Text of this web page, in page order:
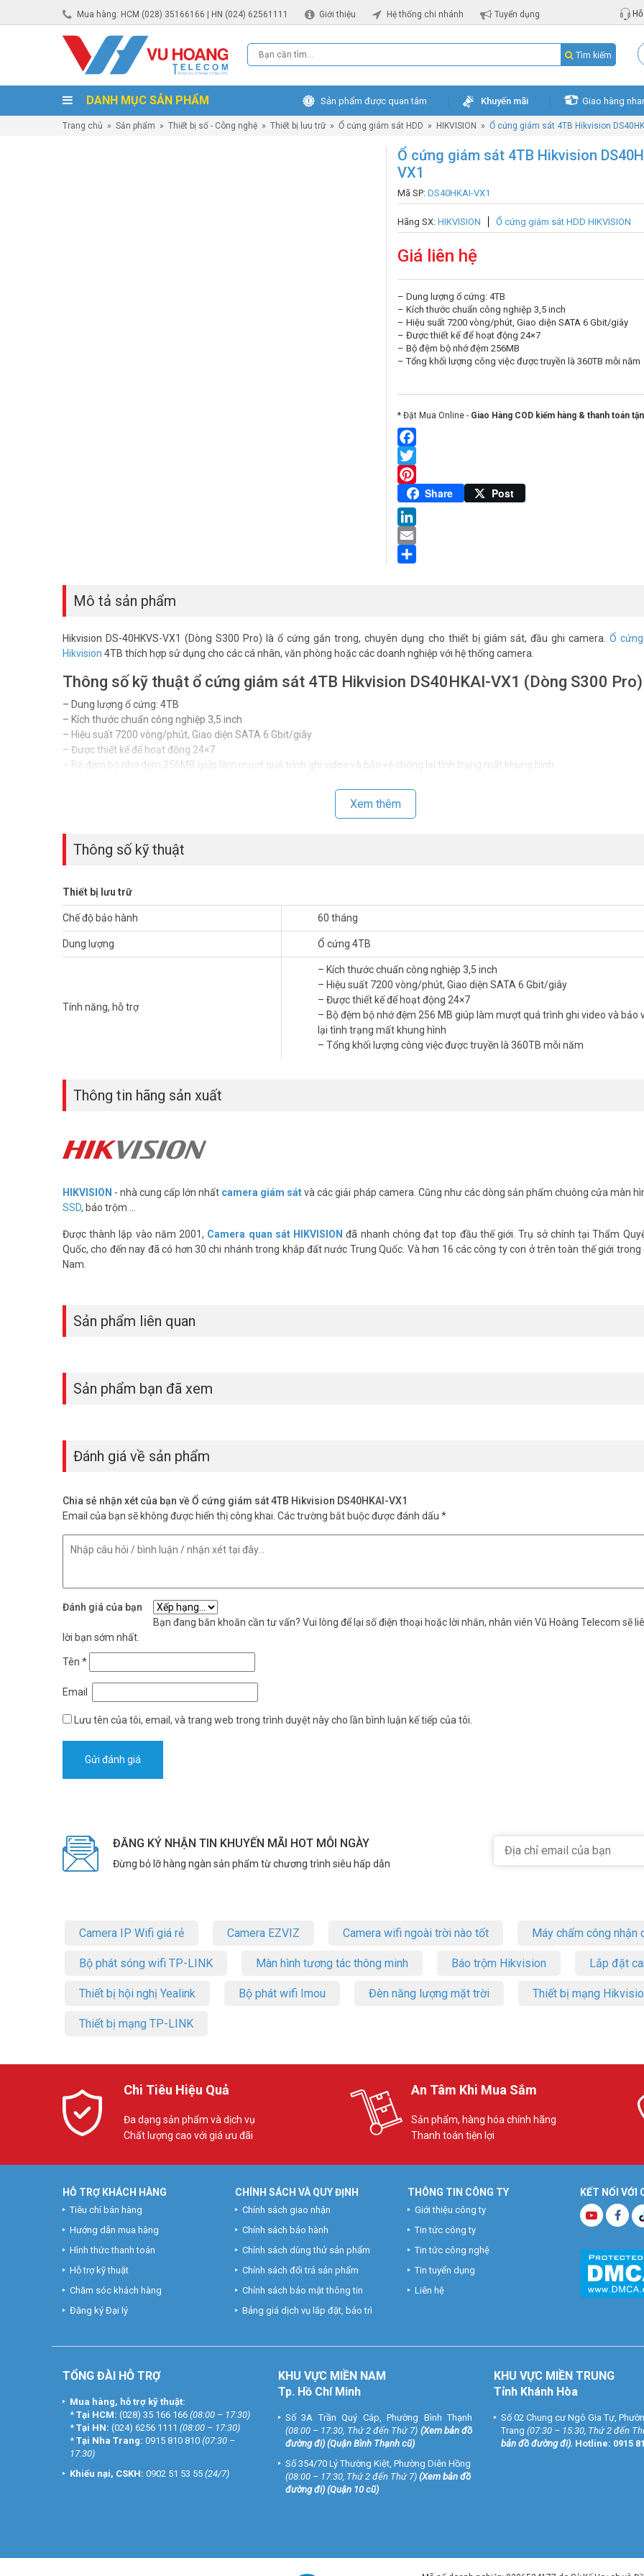
Mua hàng: HCM (028) 35166166 | HN (024) 62561111 Giới thiệu Hệ thống chi nhánh Tuyển dụng Hỗ
Tìm kiếm
DANH MỤC SẢN PHẨM Sản phẩm được quan tâm Khuyến mãi Giao hàng
Trang chủ » Sản phẩm » Thiết bị số - Công nghệ » Thiết bị lưu trữ » Ổ cứng giám sát HDD » HIKVISION » Ổ cứng giám sát 4TB Hikvision
Ổ cứng giám sát 4TB Hikvision
VX1
Mã SP: DS40HKAI-VX1
Hãng SX: HIKVISION Ổ cứng giám sát HDD HIKVISION
Giá liên hệ
– Dung lượng ổ cứng: 4TB
– Kích thước chuẩn công nghiệp 3,5 inch
– Hiệu suất 7200 vòng/phút, Giao diện SATA 6 Gbit/giây
– Được thiết kế để hoạt động 24×7
– Bộ đệm bộ nhớ đệm 256MB
– Tổng khối lượng công việc được truyền là 360TB mỗi năm
* Đặt Mua Online - Giao Hàng COD kiểm hàng & thanh toán
Facebook
Twitter
Pinterest
Share Post
LinkedIn
Email
Mô tả sản phẩm
Hikvision DS-40HKVS-VX1 (Dòng S300 Pro) là ổ cứng gắn trong, chuyên dụng cho thiết bị giám sát, đầu ghi camera. Ổ
Hikvision 4TB thích hợp sử dụng cho các cá nhân, văn phòng hoặc các doanh nghiệp với hệ thống camera.
Thông số kỹ thuật ổ cứng giám sát 4TB Hikvision DS40HKAI-VX1 (Dòng S300 Pro)
– Dung lượng ổ cứng: 4TB
– Kích thước chuẩn công nghiệp 3,5 inch
– Hiệu suất 7200 vòng/phút, Giao diện SATA 6 Gbit/giây
– Được thiết kế để hoạt động 24×7
– Bộ đệm bộ nhớ đệm 256MB giúp làm mượt quá trình ghi video và bảo vệ chống lại tình trạng mất khung hình
Đặt mua hàng Online ngay hôm nay để được hỗ trợ giá tốt nhất. Tham khảo thêm thông tin tại
Xem thêm
Thông số kỹ thuật
Thiết bị lưu trữ
Chế độ bảo hành 60 tháng
Dung lượng Ổ cứng 4TB
Tính năng, hỗ trợ
– Kích thước chuẩn công nghiệp 3,5 inch
– Hiệu suất 7200 vòng/phút, Giao diện SATA 6 Gbit/giây
– Được thiết kế để hoạt động 24×7
– Bộ đệm bộ nhớ đệm 256 MB giúp làm mượt quá trình ghi video và bảo
lại tình trạng mất khung hình
– Tổng khối lượng công việc được truyền là 360TB mỗi năm
Thông tin hãng sản xuất
HIKVISION - nhà cung cấp lớn nhất camera giám sátvà các giải pháp camera. Cũng như các dòng sản phẩm chuông cửa màn
SSD, báo trộm ...
Được thành lập vào năm 2001, Camera quan sát HIKVISION đã nhanh chóng đạt top đầu thế giới. Trụ sở chính tại Thẩm
Quốc, cho đến nay đã có hơn 30 chi nhánh trong khắp đất nước Trung Quốc. Và hơn 16 các công ty con ở trên toàn thế giới trong
Nam.
Sản phẩm liên quan
Sản phẩm bạn đã xem
Đánh giá về sản phẩm
Chia sẻ nhận xét của bạn về Ổ cứng giám sát 4TB Hikvision DS40HKAI-VX1
Email của bạn sẽ không được hiển thị công khai. Các trường bắt buộc được đánh dấu *
Đánh giá của bạn
Bạn đang băn khoăn cần tư vấn? Vui lòng để lại số điện thoại hoặc lời nhắn, nhân viên Vũ Hoàng Telecom sẽ
lời bạn sớm nhất.
Tên *
Email
Lưu tên của tôi, email, và trang web trong trình duyệt này cho lần bình luận kế tiếp của tôi.
ĐĂNG KÝ NHẬN TIN KHUYẾN MÃI HOT MỖI NGÀY
Đừng bỏ lỡ hàng ngàn sản phẩm từ chương trình siêu hấp dẫn
Camera IP Wifi giá rẻ Camera EZVIZ Camera wifi ngoài trời nào tốt Máy chấm công nhận
Bộ phát sóng wifi TP-LINK Màn hình tương tác thông minh Báo trộm Hikvision Lắp đặt
Thiết bị hội nghị Yealink Bộ phát wifi Imou Đèn năng lượng mặt trời Thiết bị mạng
Thiết bị mạng TP-LINK
Chi Tiêu Hiệu Quả
Đa dạng sản phẩm và dịch vụ
Chất lượng cao với giá ưu đãi
An Tâm Khi Mua Sắm
Sản phẩm, hàng hóa chính hãng
Thanh toán tiện lợi
KẾT NỐI VỚI
HỖ TRỢ KHÁCH HÀNG
Tiêu chí bán hàng
Hướng dẫn mua hàng
Hình thức thanh toán
Hỗ trợ kỹ thuật
Chăm sóc khách hàng
Đăng ký Đại lý
CHÍNH SÁCH VÀ QUY ĐỊNH
Chính sách giao nhận
Chính sách bảo hành
Chính sách dùng thử sản phẩm
Chính sách đổi trả sản phẩm
Chính sách bảo mật thông tin
Bảng giá dịch vụ lắp đặt, bảo trì
THÔNG TIN CÔNG TY
Giới thiệu công ty
Tin tức công ty
Tin tức công nghệ
Tin tuyển dụng
Liên hệ
TỔNG ĐÀI HỖ TRỢ
Mua hàng, hỗ trợ kỹ thuật:
* Tại HCM: (028) 35 166 166 (08:00 – 17:30)
* Tại HN: (024) 6256 1111 (08:00 – 17:30)
* Tại Nha Trang: 0915 810 810 (07:30 –
17:30)
Khiếu nại, CSKH: 0902 51 53 55 (24/7)
KHU VỰC MIỀN NAM
Tp. Hồ Chí Minh
Số 3A Trần Quý Cáp, Phường Bình Thạnh
(08:00 – 17:30, Thứ 2 đến Thứ 7) (Xem bản đồ
đường đi) (Quận Bình Thạnh cũ)
Số 354/70 Lý Thường Kiệt, Phường Diên Hồng
(08:00 – 17:30, Thứ 2 đến Thứ 7) (Xem bản đồ
đường đi) (Quận 10 cũ)
KHU VỰC MIỀN TRUNG
Tỉnh Khánh Hòa
Số 02 Chung cư Ngô Gia Tự,
Trang (07:30 – 15:30, Thứ 2 đến
bản đồ đường đi). Hotline: 0915